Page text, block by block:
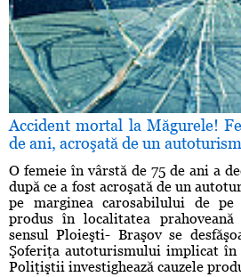
Accident mortal la Măgurele!
de ani, acroşată de un autoturism
O femeie în vârstă de 75 de ani a
după ce a fost acroşată de un
pe marginea carosabilului de pe
produs în localitatea
sensul Ploieşti- Braşov se
Şoferiţa autoturismului implicat în
Poliţiştii investighează cauzele